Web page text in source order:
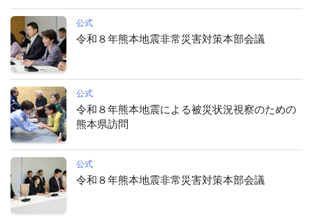
公式
令和８年熊本地震非常災害対策本部会議
公式
令和８年熊本地震による被災状況視察のための
熊本県訪問
公式
令和８年熊本地震非常災害対策本部会議